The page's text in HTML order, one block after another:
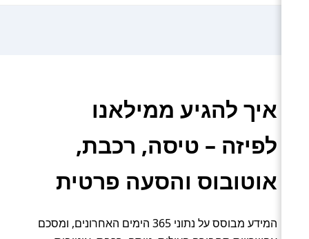
איך להגיע ממילאנו
לפיזה – טיסה, רכבת,
אוטובוס והסעה פרטית
המידע מבוסס על נתוני 365 הימים האחרונים, ומסכם